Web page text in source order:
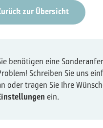
zur Übersicht
benötigen eine
Schreiben Sie uns
oder tragen Sie Ihre
ein.